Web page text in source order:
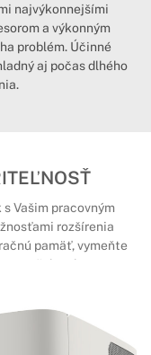
najvýkonnejšími
a výkonným
problém. Účinné
aj počas dlhého
Vašim pracovným
rozšírenia
pamäť, vymeňte
grafickou kartou.